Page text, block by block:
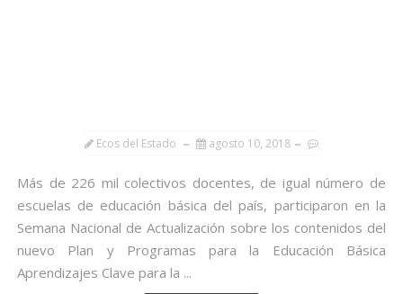
Ecos del Estado agosto 10, 2018
Más de 226 mil colectivos docentes, de igual número de
escuelas de educación básica del país, participaron en la
Semana Nacional de Actualización sobre los contenidos del
nuevo Plan y Programas para la Educación Básica
Aprendizajes Clave para la ...